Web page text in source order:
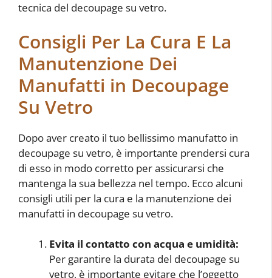
tecnica del decoupage su vetro.
Consigli Per La Cura E La
Manutenzione Dei
Manufatti in Decoupage
Su Vetro
Dopo aver creato il tuo bellissimo manufatto in
decoupage su vetro, è importante prendersi cura
di esso in modo corretto per assicurarsi che
mantenga la sua bellezza nel tempo. Ecco alcuni
consigli utili per la cura e la manutenzione dei
manufatti in decoupage su vetro.
Evita il contatto con acqua e umidità:
Per garantire la durata del decoupage su
vetro, è importante evitare che l’oggetto